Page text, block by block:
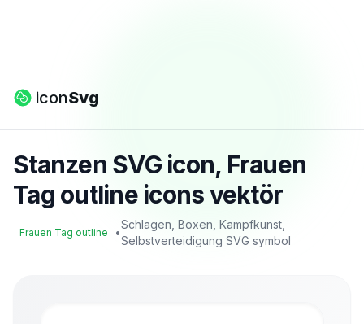
iconSvg
Stanzen SVG icon, Frauen
Tag outline icons vektör
Frauen Tag outline •
Schlagen, Boxen, Kampfkunst,
Selbstverteidigung SVG symbol